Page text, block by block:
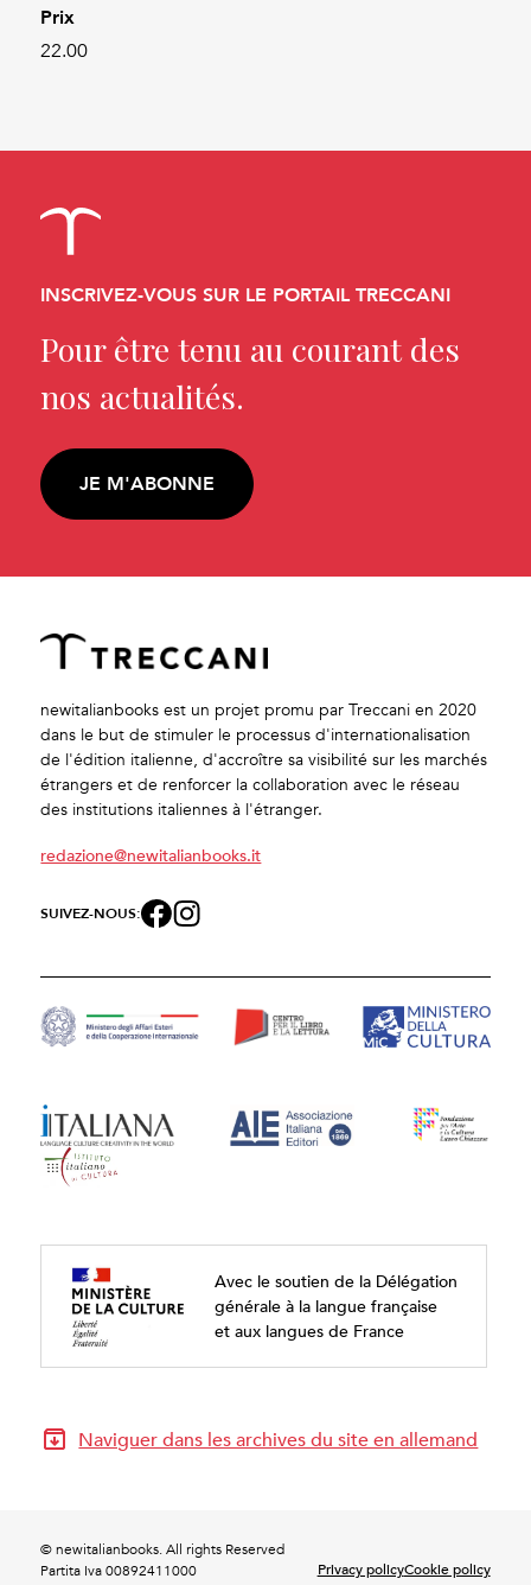
Prix
22.00
INSCRIVEZ-VOUS SUR LE PORTAIL TRECCANI
Pour être tenu au courant des
nos actualités.
JE M'ABONNE
newitalianbooks est un projet promu par Treccani en 2020
dans le but de stimuler le processus d'internationalisation
de l'édition italienne, d'accroître sa visibilité sur les marchés
étrangers et de renforcer la collaboration avec le réseau
des institutions italiennes à l'étranger.
redazione@newitalianbooks.it
SUIVEZ-NOUS:
Avec le soutien de la Délégation
générale à la langue française
et aux langues de France
Naviguer dans les archives du site en allemand
© newitalianbooks. All rights Reserved
Partita Iva 00892411000
Privacy policyCookie policy